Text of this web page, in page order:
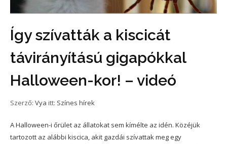
Így szívatták a kiscicát
távirányítású gigapókkal
Halloween-kor! – videó
Szerző: Vya itt: Színes hírek
A Halloween-i őrület az állatokat sem kímélte az idén. Közéjük
tartozott az alábbi kiscica, akit gazdái szívattak meg egy